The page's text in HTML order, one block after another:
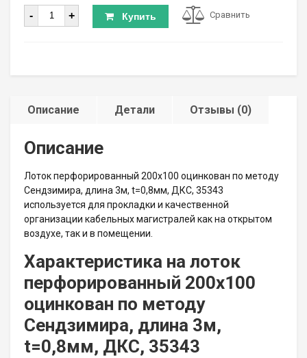
Количество
- + Купить Сравнить
Описание Детали Отзывы (0)
Описание
Лоток перфорированный 200х100 оцинкован по методу
Сендзимира, длина 3м, t=0,8мм, ДКС, 35343
используется для прокладки и качественной
организации кабельных магистралей как на открытом
воздухе, так и в помещении.
Характеристика на лоток
перфорированный 200х100
оцинкован по методу
Сендзимира, длина 3м,
t=0,8мм, ДКС, 35343